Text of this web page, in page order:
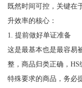
既然时间可控，关键在
升效率的核心：
1. 提前做好单证准备
这是最基本也是最容易
整，商品归类正确，
特殊要求的商品，务必